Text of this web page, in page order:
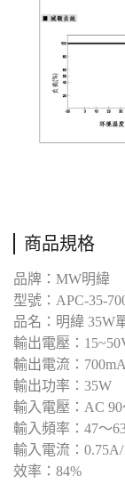
商品規格
品牌：MW明緯
型號：APC-35-
品名：明緯 35W
輸出電壓：
輸出電流：
輸出功率：35W
輸入電壓：AC
輸入頻率：47～
輸入電流：
效率：84%